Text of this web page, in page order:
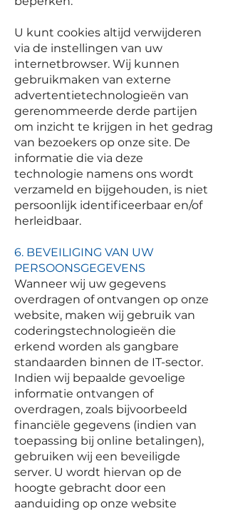
U kunt cookies altijd verwijderen
via de instellingen van uw
internetbrowser. Wij kunnen
gebruikmaken van externe
advertentietechnologieën van
gerenommeerde derde partijen
om inzicht te krijgen in het gedrag
van bezoekers op onze site. De
informatie die via deze
technologie namens ons wordt
verzameld en bijgehouden, is niet
persoonlijk identificeerbaar en/of
herleidbaar.
6. BEVEILIGING VAN UW
PERSOONSGEGEVENS
Wanneer wij uw gegevens
overdragen of ontvangen op onze
website, maken wij gebruik van
coderingstechnologieën die
erkend worden als gangbare
standaarden binnen de IT-sector.
Indien wij bepaalde gevoelige
informatie ontvangen of
overdragen, zoals bijvoorbeeld
financiële gegevens (indien van
toepassing bij online betalingen),
gebruiken wij een beveiligde
server. U wordt hiervan op de
hoogte gebracht door een
aanduiding op onze website